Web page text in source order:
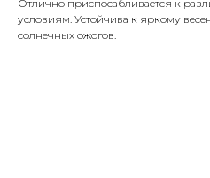
Отлично приспосабливается к
условиям. Устойчива к яркому
солнечных ожогов.